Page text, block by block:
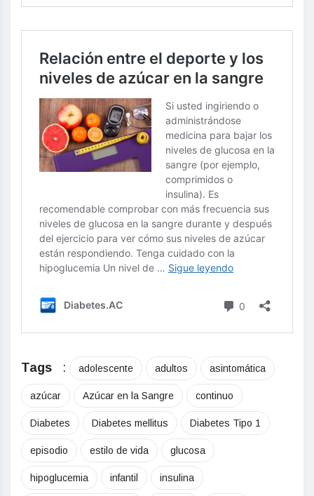
Tags : adolescente adultos asintomática
azúcar Azúcar en la Sangre continuo
Diabetes Diabetes mellitus Diabetes Tipo 1
episodio estilo de vida glucosa
hipoglucemia infantil insulina